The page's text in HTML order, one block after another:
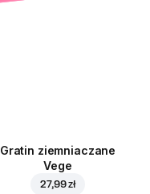
Gratin ziemniaczane
Vege
27,99 zł